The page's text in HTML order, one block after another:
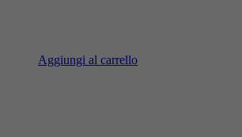
Aggiungi al carrello